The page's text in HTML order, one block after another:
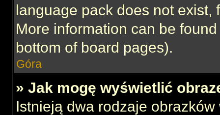
language pack does not exist,
More information can be
bottom of board pages).
Góra
» Jak mogę wyświetlić
Istnieją dwa rodzaje